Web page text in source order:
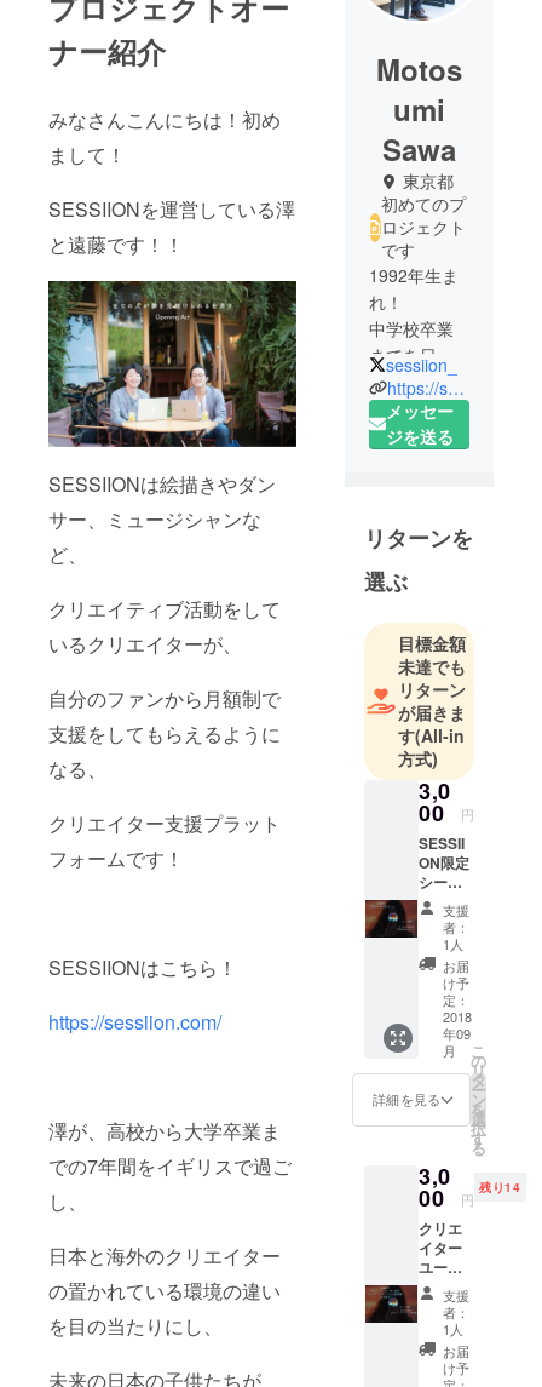
ナー紹介
みなさんこんにちは！初め
まして！
SESSIIONを運営している澤
と遠藤です！！
SESSIIONは絵描きやダン
サー、ミュージシャンな
ど、
クリエイティブ活動をして
いるクリエイターが、
自分のファンから月額制で
支援をしてもらえるように
なる、
クリエイター支援プラット
フォームです！
SESSIIONはこちら！
https://sessiion.com/
澤が、高校から大学卒業ま
での7年間をイギリスで過ご
し、
日本と海外のクリエイター
の置かれている環境の違い
を目の当たりにし、
未来の日本の子供たちが
Motos
umi
Sawa
東京都
初めてのプ
ロジェクト
です
1992年生ま
れ！
中学校卒業
までを日本
で過ごし、
高校から大
学卒業まで
イギリスで
の経験か
ら、日本と
海外のアー
ティストの
置かれてる
環境の違い
を実感し、
日本のアー
ティストが
もっと活躍
できる、み
んなが夢を
追いかけら
れる世界を
作るべく、
オープニン
グアクトを
創業し、
SESSIIONを
運営してい
ます！
sessiion_
https://sessiion.com/
メッセー
ジを送る
リターンを
選ぶ
目標金額
未達でも
リターン
が届きま
す(All-in
方式)
3,0
00 円
SESSII
ON限定
シール
をパト
ロンの
方にお
送り致
しま
す！
支援
者：
1人
お届
け予
定：
2018
年09
月
詳細を見る
こ
の
リ
タ
ー
ン
を
選
択
す
る
3,0
00 円
残り14
クリエ
イター
ユー
ザー限
定！
オープ
ニング
パー
支援
者：
1人
お届
け予